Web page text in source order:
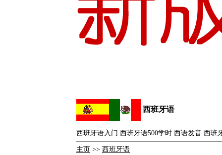
西班牙语
西班牙语入门 西班牙语500学时 西语发音 西班
主页 >> 西班牙语